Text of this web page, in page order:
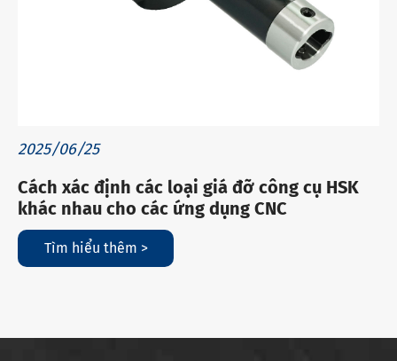
2025/06/25
Cách xác định các loại giá đỡ công cụ HSK
khác nhau cho các ứng dụng CNC
Tìm hiểu thêm >